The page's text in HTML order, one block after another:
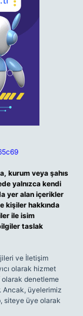
kurum veya şahıs
yalnızca kendi
yer alan içerikler
kişiler hakkında
ile isim
taslak
ve İletişim
olarak hizmet
denetleme
Ancak, üyelerimiz
siteye üye olarak